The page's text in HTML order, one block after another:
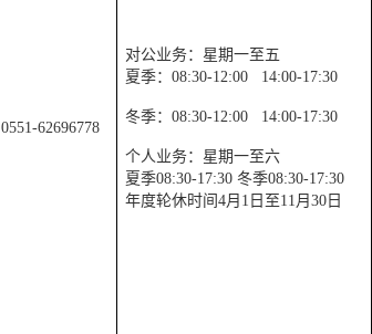
0551-62696778
对公业务：星期一至五
夏季：08:30-12:00 14:00-17:30
冬季：08:30-12:00 14:00-17:30
个人业务：星期一至六
夏季08:30-17:30冬季08:30-17:30
年度轮休时间4月 1 日至11月30 日